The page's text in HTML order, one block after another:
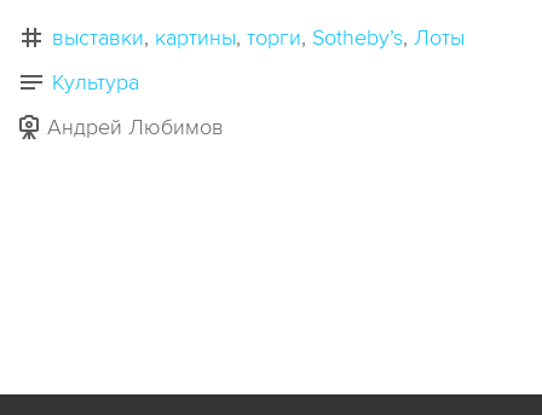
выставки картины торги Sotheby’s Лоты
Культура
Андрей Любимов